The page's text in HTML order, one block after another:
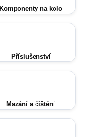
Komponenty na kolo
Příslušenství
Mazání a čištění